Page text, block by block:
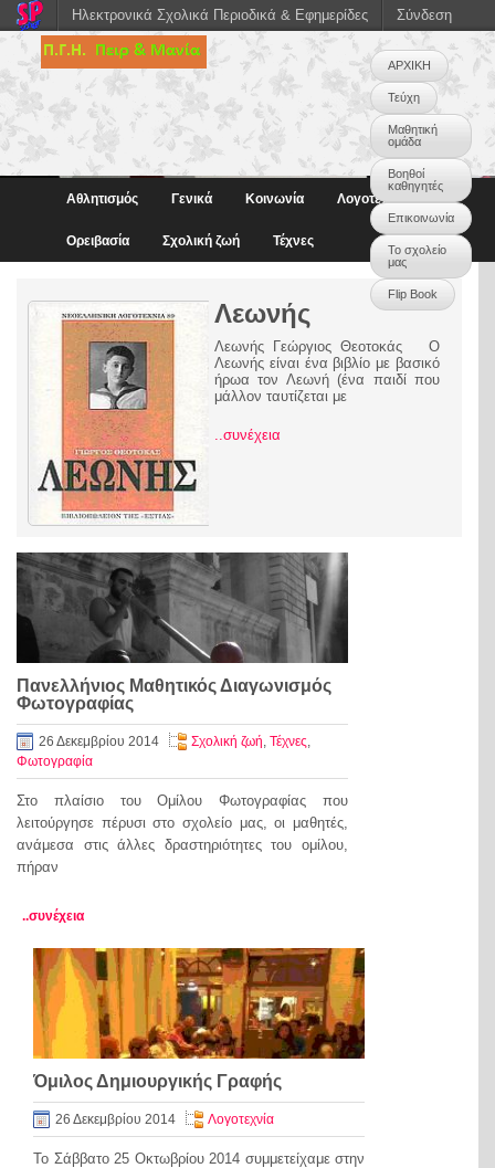
ΑΡΧΙΚΗ
Τεύχη
Μαθητική
ομάδα
Βοηθοί
καθηγητές
Επικοινωνία
Το σχολείο
μας
Flip Book
Αθλητισμός Γενικά Κοινωνία Λογοτεχνία
Ορειβασία Σχολική ζωή Τέχνες
Λεωνής
Λεωνής Γεώργιος Θεοτοκάς Ο
Λεωνής είναι ένα βιβλίο με βασικό
ήρωα τον Λεωνή (ένα παιδί που
μάλλον ταυτίζεται με
..συνέχεια
Πανελλήνιος Μαθητικός Διαγωνισμός
Φωτογραφίας
26 Δεκεμβρίου 2014 Σχολική ζωή, Τέχνες,
Φωτογραφία
Στο πλαίσιο του Ομίλου Φωτογραφίας που
λειτούργησε πέρυσι στο σχολείο μας, οι μαθητές,
ανάμεσα στις άλλες δραστηριότητες του ομίλου,
πήραν
..συνέχεια
Όμιλος Δημιουργικής Γραφής
26 Δεκεμβρίου 2014 Λογοτεχνία
Το Σάββατο 25 Οκτωβρίου 2014 συμμετείχαμε στην
Ηλεκτρονικά Σχολικά Περιοδικά & Εφημερίδες Σύνδεση